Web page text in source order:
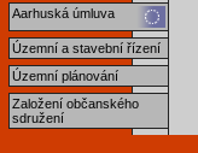
Aarhuská úmluva
Územní a stavební řízení
Územní plánování
Založení občanského
sdružení